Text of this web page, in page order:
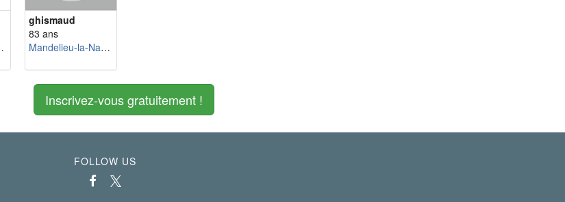
ghismaud
83 ans
Mandelieu-la-Napoule
Inscrivez-vous gratuitement !
FOLLOW US